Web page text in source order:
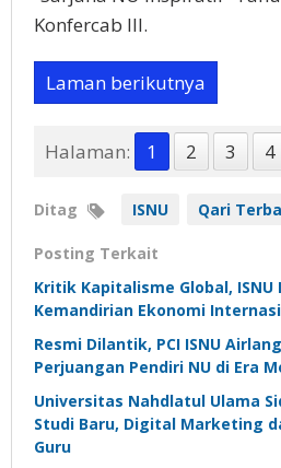
Konfercab III.
Laman berikutnya
Halaman: 1 2 3 4
Ditag ISNU Qari
Posting Terkait
Kritik Kapitalisme Global,
Kemandirian Ekonomi
Resmi Dilantik, PCI ISNU
Perjuangan Pendiri NU di Era
Universitas Nahdlatul Ulama
Studi Baru, Digital Marketing
Guru